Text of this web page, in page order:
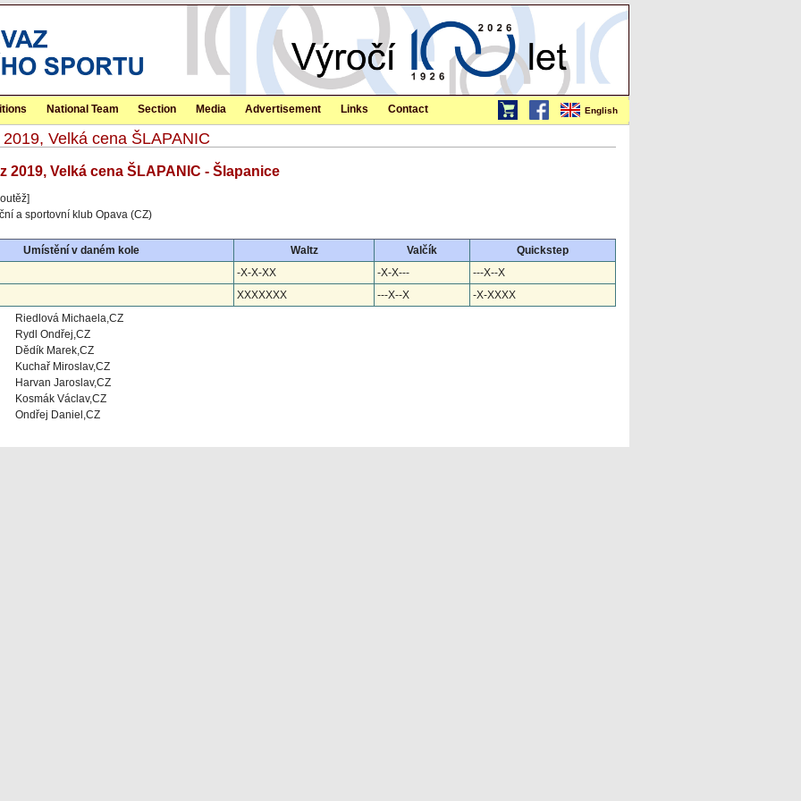
English
National Team Section Media Advertisement Links Contact
Velká cena ŠLAPANIC
2019, Velká cena ŠLAPANIC - Šlapanice
a sportovní klub Opava (CZ)
Umístění v daném kole Waltz Valčík
Quickstep
-X-X-XX -X-X---
---X--X
XXXXXXX ---X--X
-X-XXXX
Riedlová Michaela,CZ
Rydl Ondřej,CZ
Dědík Marek,CZ
Kuchař Miroslav,CZ
Harvan Jaroslav,CZ
Kosmák Václav,CZ
Ondřej Daniel,CZ